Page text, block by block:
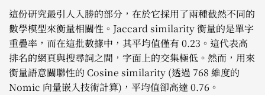
這份研究最引人入勝的部分，在於它採用了兩種截然不同的
數學模型來衡量相關性。Jaccard similarity 衡量的是單字
重疊率，而在這批數據中，其平均值僅有 0.23。這代表高
排名的網頁與搜尋詞之間，字面上的交集極低。然而，用來
衡量語意關聯性的 Cosine similarity (透過 768 維度的
Nomic 向量嵌入技術計算)，平均值卻高達 0.76。